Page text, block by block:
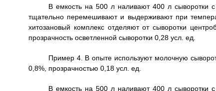
В емкость на 500 л наливают 400 л сыворотки
тщательно перемешивают и выдерживают при
хитозановый комплекс отделяют от сыворотки
прозрачность осветленной сыворотки 0,28 усл. ед.
Пример 4. В опыте используют молочную
0,8%, прозрачностью 0,18 усл. ед.
В емкость на 500 л наливают 400 л сыворотки